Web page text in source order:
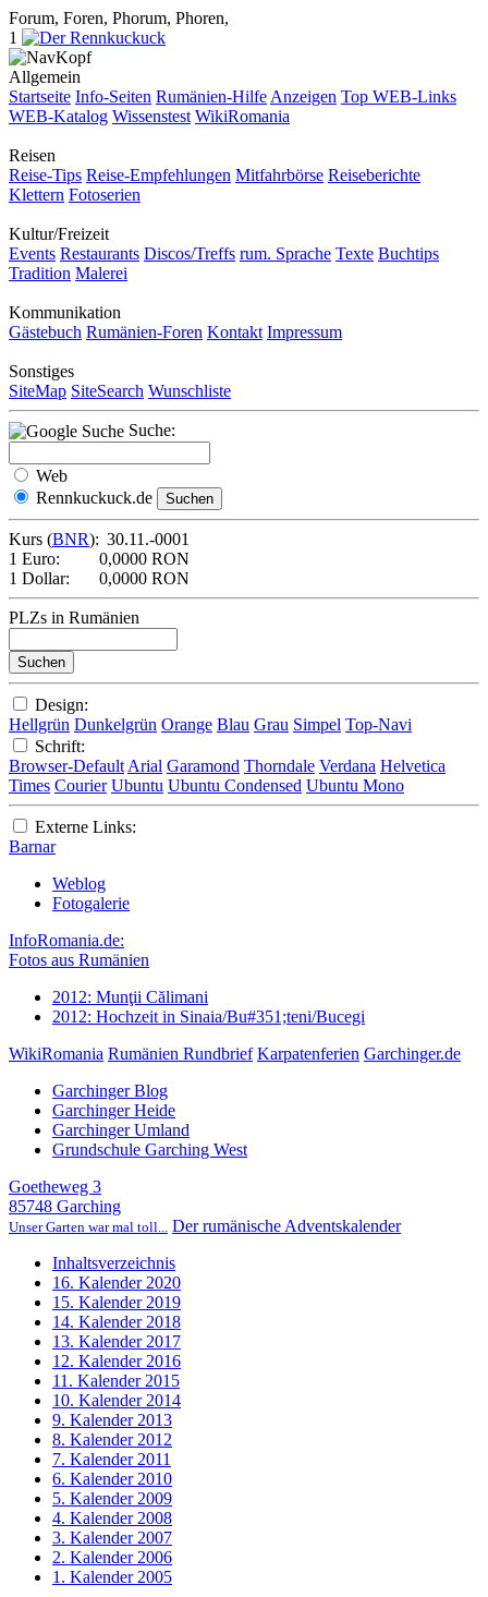
Forum, Foren, Phorum, Phoren,
1
Allgemein
Startseite Info-Seiten Rumänien-Hilfe Anzeigen Top WEB-Links
WEB-Katalog Wissenstest WikiRomania
Reisen
Reise-Tips Reise-Empfehlungen Mitfahrbörse Reiseberichte
Klettern Fotoserien
Kultur/Freizeit
Events Restaurants Discos/Treffs rum. Sprache Texte Buchtips
Tradition Malerei
Kommunikation
Gästebuch Rumänien-Foren Kontakt Impressum
Sonstiges
SiteMap SiteSearch Wunschliste
Suche:
Web
Rennkuckuck.de
Kurs (BNR): 30.11.-0001
1 Euro:
0,0000 RON
1 Dollar:
0,0000 RON
PLZs in Rumänien
Design:
Hellgrün Dunkelgrün Orange Blau Grau Simpel Top-Navi
Schrift:
Browser-Default Arial Garamond Thorndale Verdana Helvetica
Times Courier Ubuntu Ubuntu Condensed Ubuntu Mono
Externe Links:
Barnar
Weblog
Fotogalerie
InfoRomania.de:
Fotos aus Rumänien
2012: Munţii Călimani
2012: Hochzeit in Sinaia/Bu#351;teni/Bucegi
WikiRomania Rumänien Rundbrief Karpatenferien Garchinger.de
Garchinger Blog
Garchinger Heide
Garchinger Umland
Grundschule Garching West
Goetheweg 3
85748 Garching
Unser Garten war mal toll... Der rumänische Adventskalender
Inhaltsverzeichnis
16. Kalender 2020
15. Kalender 2019
14. Kalender 2018
13. Kalender 2017
12. Kalender 2016
11. Kalender 2015
10. Kalender 2014
9. Kalender 2013
8. Kalender 2012
7. Kalender 2011
6. Kalender 2010
5. Kalender 2009
4. Kalender 2008
3. Kalender 2007
2. Kalender 2006
1. Kalender 2005